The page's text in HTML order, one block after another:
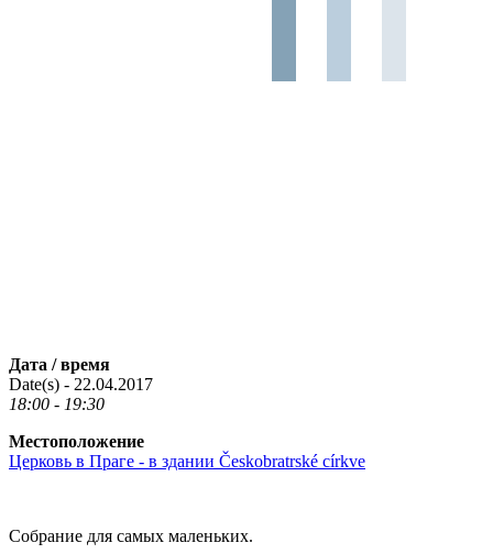
Дата / время
Date(s) - 22.04.2017
18:00 - 19:30
Местоположение
Церковь в Праге - в здании Českobratrské církve
Собрание для самых маленьких.